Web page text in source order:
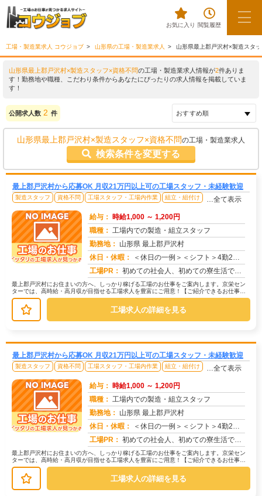
お気に入り 閲覧履歴
工場・製造業求人 コウジョブ 山形県の工場・製造業求人 山形県最上郡戸沢村×製造スタ
山形県最上郡戸沢村×製造スタッフ×資格不問の工場・製造業求人情報が2件ありま
す！勤務地や職種、こだわり条件からあなたにぴったりの求人情報を掲載していま
す！
公開求人数 2 件
山形県最上郡戸沢村×製造スタッフ×資格不問の工場・製造業求人
検索条件を変更する
最上郡戸沢村から応募OK 月収21万円以上可の工場スタッフ・未経験歓迎
製造スタッフ 資格不問 工場スタッフ・工場内作業 組立・組付け …全て表示
給与： 時給1,000 ～ 1,200円
職種： 工場内での製造・組立スタッフ
勤務地： 山形県 最上郡戸沢村
休日・休暇：
＜休日の一例＞＜シフト＞4勤2休＜休日＞工場カレンダーによる★長期休暇あり★有給休暇あり※配属先により休日・勤務形...
工場PR： 初めての社会人、初めての寮生活でも安心！☆家具付き寮で初期費用0円！テレビ、エアコン、冷蔵庫など生活に必要な家電が...
最上郡戸沢村にお住まいの方へ、しっかり稼げる工場のお仕事をご案内します。京栄セン
ターでは、高時給・高月収が目指せる工場求人を豊富にご用意！【ご紹介できるお仕事の
一例】◇ 製造ラインでの組立・加工...
工場求人の詳細を見る
最上郡戸沢村から応募OK 月収21万円以上可の工場スタッフ・未経験歓迎
製造スタッフ 資格不問 工場スタッフ・工場内作業 組立・組付け …全て表示
給与： 時給1,000 ～ 1,200円
職種： 工場内での製造・組立スタッフ
勤務地： 山形県 最上郡戸沢村
休日・休暇：
＜休日の一例＞＜シフト＞4勤2休＜休日＞工場カレンダーによる★長期休暇あり★有給休暇あり※配属先により休日・勤務形...
工場PR： 初めての社会人、初めての寮生活でも安心！☆家具付き寮で初期費用0円！テレビ、エアコン、冷蔵庫など生活に必要な家電が...
最上郡戸沢村にお住まいの方へ、しっかり稼げる工場のお仕事をご案内します。京栄セン
ターでは、高時給・高月収が目指せる工場求人を豊富にご用意！【ご紹介できるお仕事の
一例】◇ 製造ラインでの組立・加工...
工場求人の詳細を見る